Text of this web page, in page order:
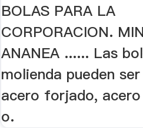
BOLAS PARA LA
CORPORACION.
ANANEA ...... Las
molienda pueden
acero forjado,
o.